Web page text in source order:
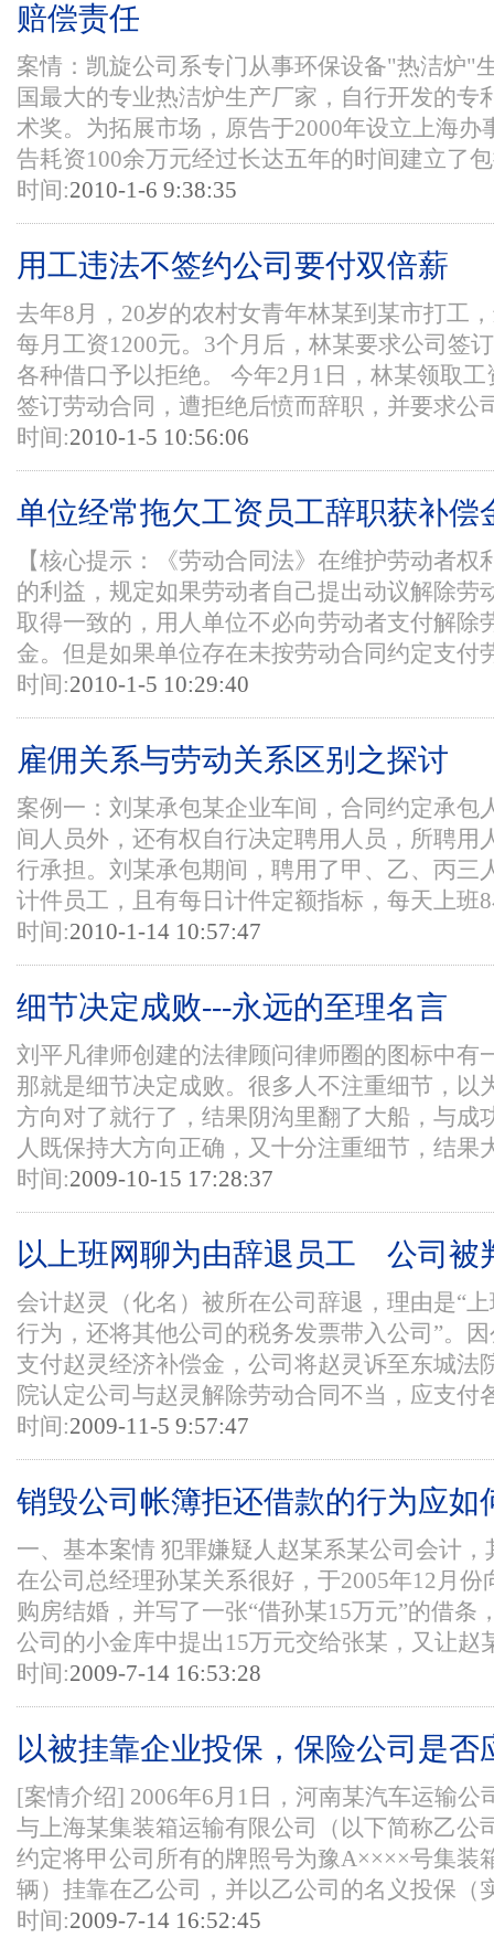
赔偿责任
案情：凯旋公司系专门从事环保设备"热洁炉"
国最大的专业热洁炉生产厂家，自行开发的专
术奖。为拓展市场，原告于2000年设立上海办
告耗资100余万元经过长达五年的时间建立了
时间:2010-1-6 9:38:35
用工违法不签约公司要付双倍薪
去年8月，20岁的农村女青年林某到某市打工
每月工资1200元。3个月后，林某要求公司签
各种借口予以拒绝。 今年2月1日，林某领取
签订劳动合同，遭拒绝后愤而辞职，并要求公
时间:2010-1-5 10:56:06
单位经常拖欠工资员工辞职获补偿
【核心提示：《劳动合同法》在维护劳动者权
的利益，规定如果劳动者自己提出动议解除劳
取得一致的，用人单位不必向劳动者支付解除
金。但是如果单位存在未按劳动合同约定支付
时间:2010-1-5 10:29:40
雇佣关系与劳动关系区别之探讨
案例一：刘某承包某企业车间，合同约定承包
间人员外，还有权自行决定聘用人员，所聘用
行承担。刘某承包期间，聘用了甲、乙、丙三
计件员工，且有每日计件定额指标，每天上班
时间:2010-1-14 10:57:47
细节决定成败---永远的至理名言
刘平凡律师创建的法律顾问律师圈的图标中有
那就是细节决定成败。很多人不注重细节，以
方向对了就行了，结果阴沟里翻了大船，与成
人既保持大方向正确，又十分注重细节，结果
时间:2009-10-15 17:28:37
以上班网聊为由辞退员工 公司被
会计赵灵（化名）被所在公司辞退，理由是“
行为，还将其他公司的税务发票带入公司”。
支付赵灵经济补偿金，公司将赵灵诉至东城法
院认定公司与赵灵解除劳动合同不当，应支付
时间:2009-11-5 9:57:47
销毁公司帐簿拒还借款的行为应如
一、基本案情 犯罪嫌疑人赵某系某公司会计
在公司总经理孙某关系很好，于2005年12月份
购房结婚，并写了一张“借孙某15万元”的借条
公司的小金库中提出15万元交给张某，又让赵
时间:2009-7-14 16:53:28
以被挂靠企业投保，保险公司是否
[案情介绍] 2006年6月1日，河南某汽车运输公
与上海某集装箱运输有限公司（以下简称乙公
约定将甲公司所有的牌照号为豫A××××号集装
辆）挂靠在乙公司，并以乙公司的名义投保（
时间:2009-7-14 16:52:45